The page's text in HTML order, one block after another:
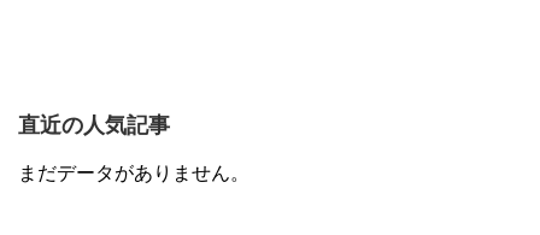
直近の人気記事
まだデータがありません。